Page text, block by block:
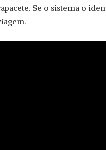
Se o sistema o